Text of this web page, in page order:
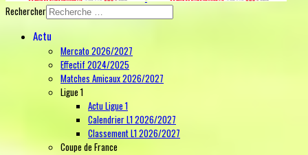
Rechercher
Actu
Mercato 2026/2027
Effectif 2024/2025
Matches Amicaux 2026/2027
Ligue 1
Actu Ligue 1
Calendrier L1 2026/2027
Classement L1 2026/2027
Coupe de France